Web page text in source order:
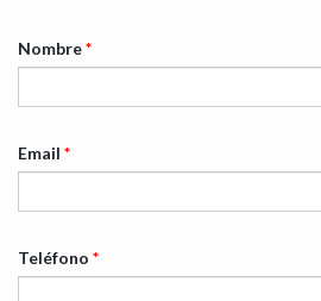
Nombre*
Email *
Teléfono *